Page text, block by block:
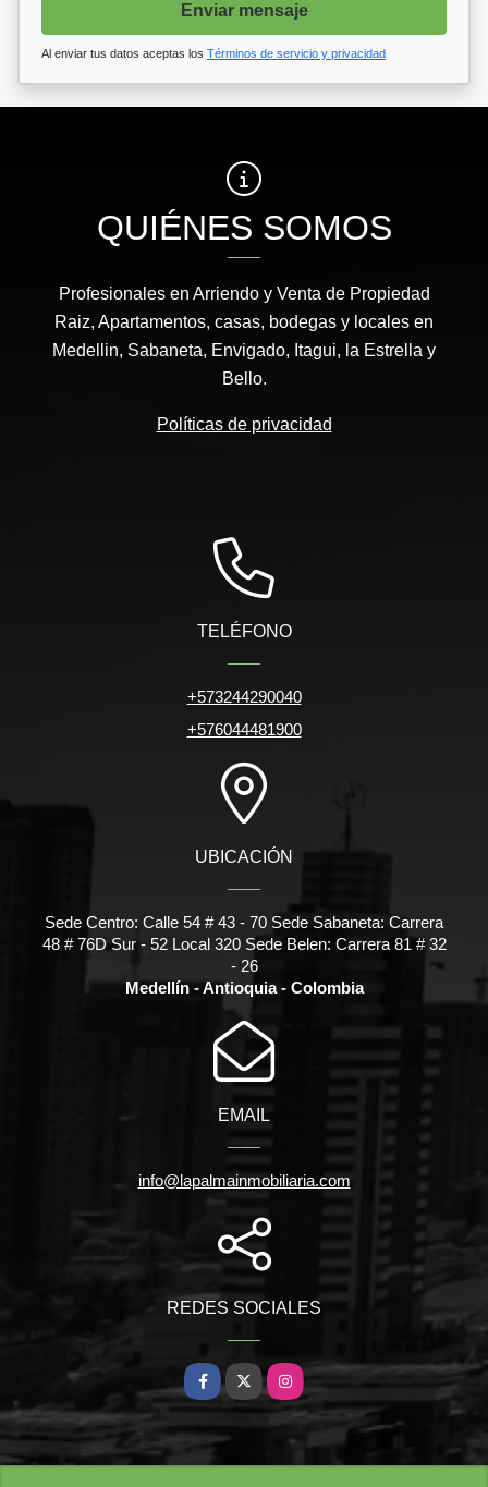
Enviar mensaje
Al enviar tus datos aceptas los Términos de servicio y privacidad
QUIÉNES SOMOS
Profesionales en Arriendo y Venta de Propiedad
Raiz, Apartamentos, casas, bodegas y locales en
Medellin, Sabaneta, Envigado, Itagui, la Estrella y
Bello.
Políticas de privacidad
TELÉFONO
+573244290040
+576044481900
UBICACIÓN
Sede Centro: Calle 54 # 43 - 70 Sede Sabaneta: Carrera
48 # 76D Sur - 52 Local 320 Sede Belen: Carrera 81 # 32
- 26
Medellín - Antioquia - Colombia
EMAIL
info@lapalmainmobiliaria.com
REDES SOCIALES
Facebook
X Instagram